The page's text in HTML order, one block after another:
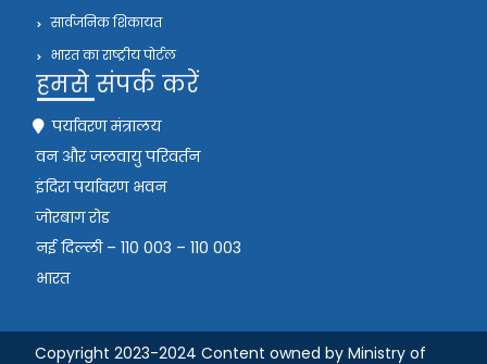
सार्वजनिक शिकायत
भारत का राष्ट्रीय पोर्टल
हमसे संपर्क करें
पर्यावरण मंत्रालय
वन और जलवायु परिवर्तन
इंदिरा पर्यावरण भवन
जोरबाग रोड
नई दिल्ली – 110 003 – 110 003
भारत
Copyright 2023-2024 Content owned by Ministry of